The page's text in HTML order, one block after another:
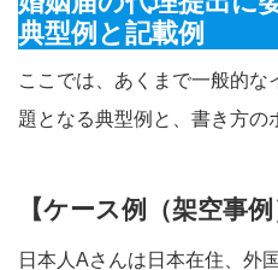
典型例と記載例
ここでは、あくまで一般的な
題となる典型例と、書き方の
【ケース例（架空事例
日本人Aさんは日本在住、外